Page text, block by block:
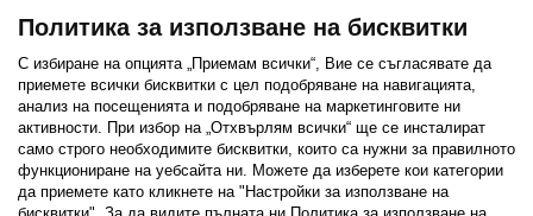
Последвайте ни:
FacebookTwitterYoutubePinterestInstagram
Политика за използване на бисквитки
С избиране на опцията „Приемам всички“, Вие се съгласявате да
приемете всички бисквитки с цел подобряване на навигацията,
анализ на посещенията и подобряване на маркетинговите ни
активности. При избор на „Отхвърлям всички“ ще се инсталират
само строго необходимитe бисквитки, които са нужни за правилното
функциониране на уебсайта ни. Можете да изберете кои категории
да приемете като кликнете на "Настройки за използване на